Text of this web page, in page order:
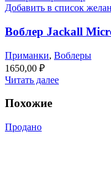
Добавить в список
Воблер Jackall
Приманки, Воблеры
1650,00 ₽
Читать далее
Похожие
Продано